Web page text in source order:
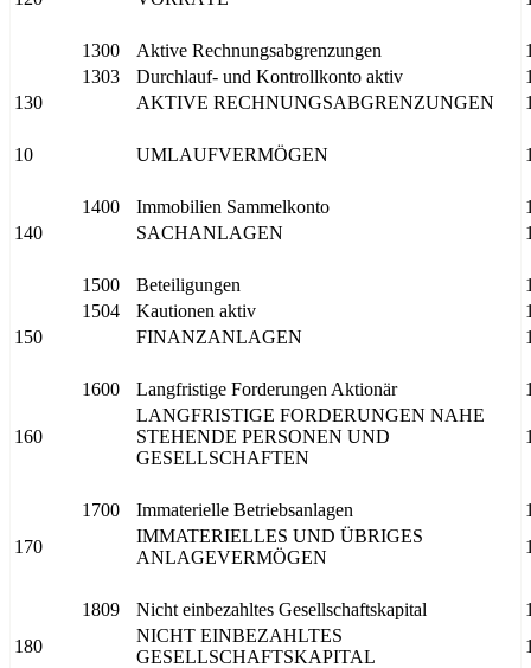
1300 Aktive Rechnungsabgrenzungen
1303
Durchlauf- und Kontrollkonto aktiv
130
AKTIVE RECHNUNGSABGRENZUNGEN
10 UMLAUFVERMÖGEN
1400 Immobilien Sammelkonto
140
SACHANLAGEN
1500 Beteiligungen
1504
Kautionen aktiv
150
FINANZANLAGEN
1600 Langfristige Forderungen Aktionär
160
LANGFRISTIGE FORDERUNGEN NAHE
STEHENDE PERSONEN UND
GESELLSCHAFTEN
1700 Immaterielle Betriebsanlagen
170
IMMATERIELLES UND ÜBRIGES
ANLAGEVERMÖGEN
1809 Nicht einbezahltes Gesellschaftskapital
180
NICHT EINBEZAHLTES
GESELLSCHAFTSKAPITAL